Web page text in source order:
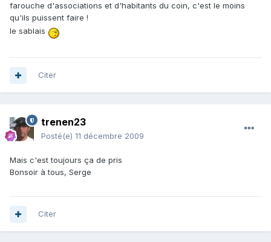
farouche d'associations et d'habitants du coin, c'est le moins
qu'ils puissent faire !
le sablais
Citer
trenen23
Posté(e) 11 décembre 2009
Mais c'est toujours ça de pris
Bonsoir à tous, Serge
Citer